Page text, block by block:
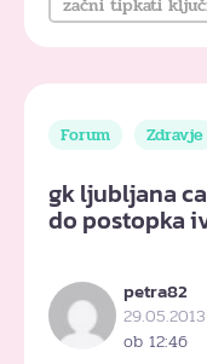
Forum Zdravje
gk ljubljana
do postopka
petra82
ob 12:46